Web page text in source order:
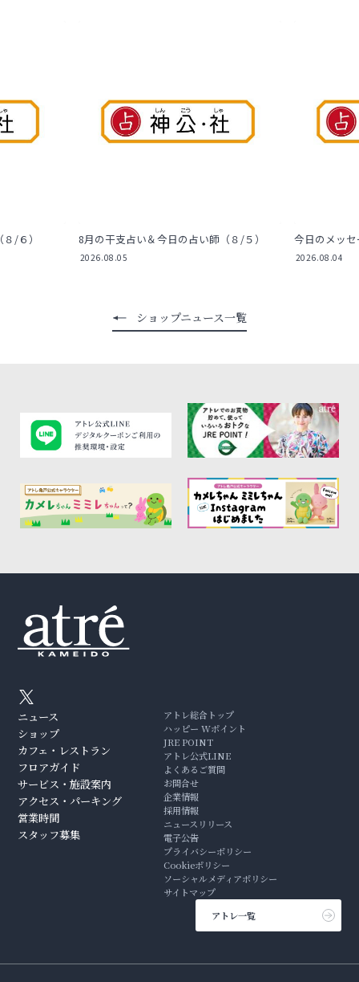
/６） 8月の干支占い＆今日の占い師（８/５）
2026.08.05
今日のメッ
2026.08.04
ショップニュース一覧
ニュース
ショップ
カフェ・レストラン
フロアガイド
サービス・施設案内
アクセス・パーキング
営業時間
スタッフ募集
アトレ総合トップ
ハッピー Wポイント
JRE POINT
アトレ公式LINE
よくあるご質問
お問合せ
企業情報
採用情報
ニュースリリース
電子公告
プライバシーポリシー
Cookieポリシー
ソーシャルメディアポリシー
サイトマップ
アトレ一覧